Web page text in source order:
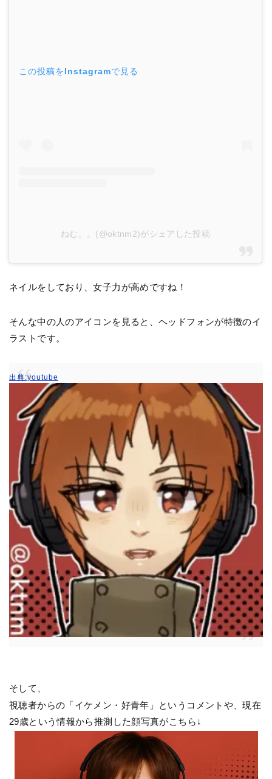
この投稿をInstagramで見る
ねむ。。(@oktnm2)がシェアした投稿
ネイルをしており、女子力が高めですね！
そんな中の人のアイコンを見ると、ヘッドフォンが特徴のイ
ラストです。
出典:youtube
そして、
視聴者からの「イケメン・好青年」というコメントや、現在
29歳という情報から推測した顔写真がこちら↓